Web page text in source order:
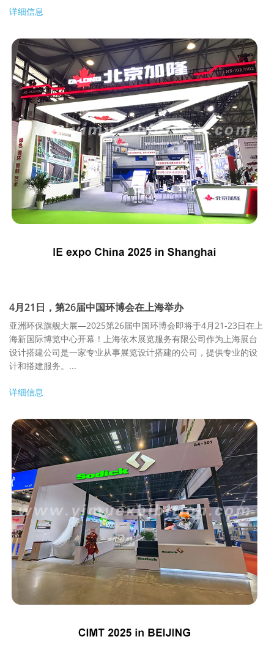
详细信息
4月21日，第26届中国环博会在上海举办
亚洲环保旗舰大展—2025第26届中国环博会即将于4月21-23日在上
海新国际博览中心开幕！上海依木展览服务有限公司作为上海展台
设计搭建公司是一家专业从事展览设计搭建的公司，提供专业的设
计和搭建服务。...
详细信息